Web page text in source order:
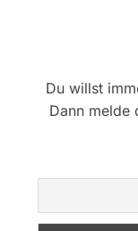
Du willst
Dann melde